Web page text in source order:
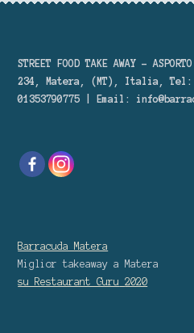
STREET FOOD TAKE AWAY –
234, Matera, (MT), Italia, Tel:
01353790775 | Email:
Barracuda Matera
Miglior takeaway a Matera
su Restaurant Guru
2020